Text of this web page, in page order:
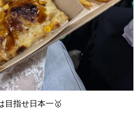
目指せ日本一🥇